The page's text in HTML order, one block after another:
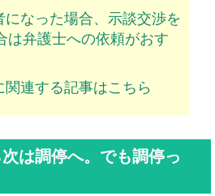
なった場合、示談交渉を
は弁護士への依頼がおす
連する記事はこちら
は調停へ。でも調停っ